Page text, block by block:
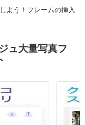
よう！フレームの挿入
ュ大量写真フ